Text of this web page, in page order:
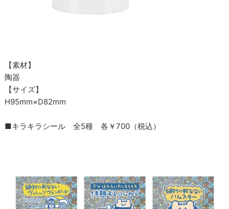
【素材】
陶器
【サイズ】
H95mm×D82mm
■キラキラシール 全5種 各￥700（税込）